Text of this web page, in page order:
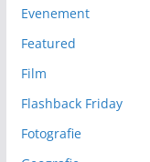
Evenement
Featured
Film
Flashback Friday
Fotografie